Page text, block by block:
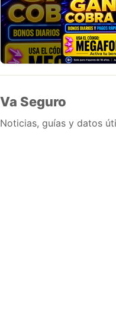
Va Seguro
Noticias, guías y datos